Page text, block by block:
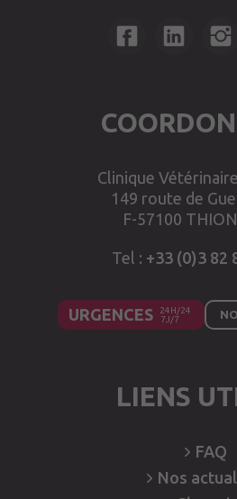
Clinique
149 route de
F-57100
Tel : +33 (0)3 82
URGENCES
LIENS
FAQ
Nos